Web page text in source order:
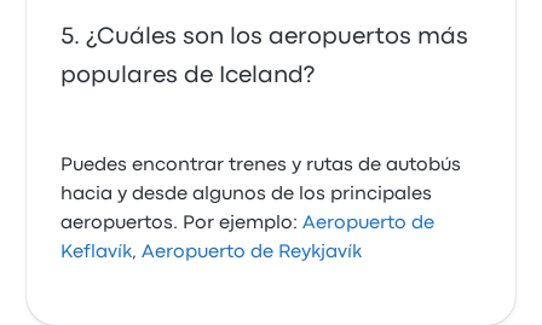
¿Cuáles son los aeropuertos más
populares de Iceland?
Puedes encontrar trenes y rutas de autobús
hacia y desde algunos de los principales
aeropuertos. Por ejemplo:Aeropuerto de
Keflavík,Aeropuerto de Reykjavík